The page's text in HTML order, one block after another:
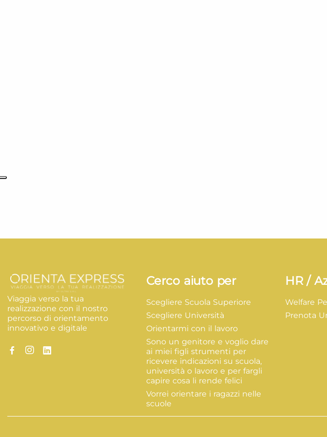
Viaggia verso la tua
realizzazione con il nostro
percorso di orientamento
innovativo e digitale
Cerco aiuto per
Scegliere Scuola Superiore
Scegliere Università
Orientarmi con il lavoro
Sono un genitore e voglio dare
ai miei figli strumenti per
ricevere indicazioni su scuola,
università o lavoro e per fargli
capire cosa li rende felici
Vorrei orientare i ragazzi nelle
scuole
HR /
Welfare
Prenota